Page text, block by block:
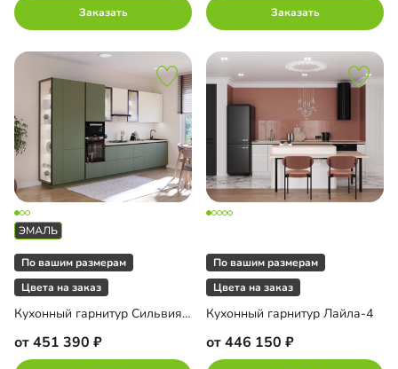
Заказать Заказать
По вашим размерам
Цвета на заказ
Кухонный гарнитур Сильвия-1
от 451 390
По вашим размерам
Цвета на заказ
Кухонный гарнитур Лайла-4
от 446 150